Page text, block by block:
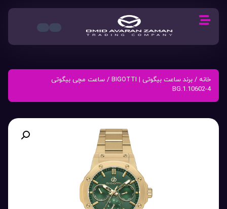
خانه / برند ساعت بیگوتی | BIGOTTI
/ ساعت مچی بیگوتی
BG.1.10602-4